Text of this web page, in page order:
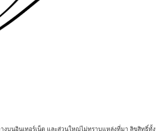
นอินเทอร์เน็ต และส่วนใหญ่ไม่ทราบแหล่งที่มา ลิขสิทธิ์ทั้